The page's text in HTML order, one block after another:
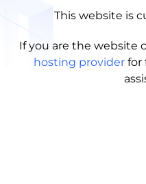
This website is
If you are the website
hosting provider for